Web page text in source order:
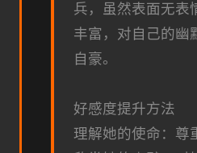
兵，虽然表面无表
丰富，对自己的幽
自豪。
好感度提升方法
理解她的使命：尊